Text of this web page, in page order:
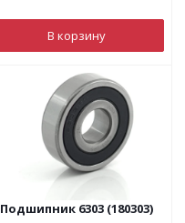
В корзину
Подшипник 6303 (180303)